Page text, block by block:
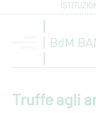
Truffe agli